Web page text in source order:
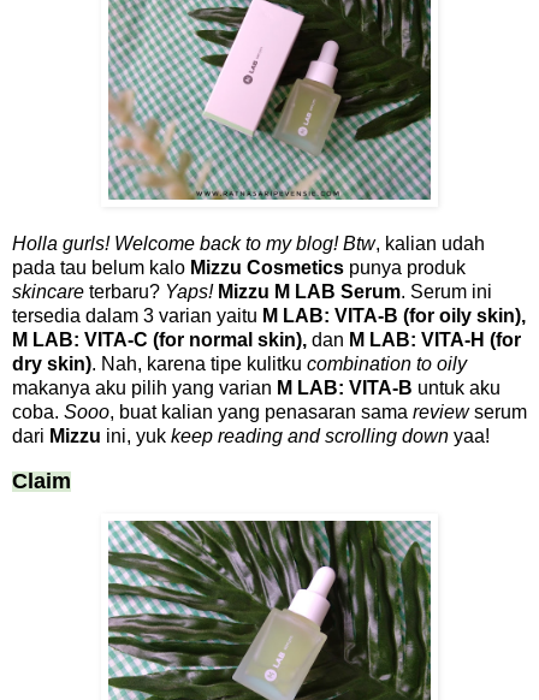
Holla gurls! Welcome back to my blog! Btw, kalian udah
pada tau belum kalo Mizzu Cosmetics punya produk
skincare terbaru? Yaps! Mizzu M LAB Serum. Serum ini
tersedia dalam 3 varian yaitu M LAB: VITA-B (for oily skin),
M LAB: VITA-C (for normal skin), dan M LAB: VITA-H (for
dry skin). Nah, karena tipe kulitku combination to oily
makanya aku pilih yang varian M LAB: VITA-B untuk aku
coba. Sooo, buat kalian yang penasaran sama reviewserum
dari Mizzu ini, yuk keep reading and scrolling down yaa!
Claim